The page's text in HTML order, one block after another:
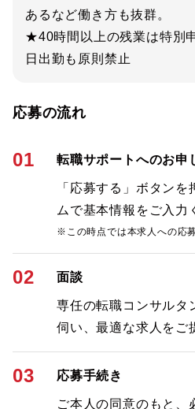
あるなど働き方も抜群。
★40時間以上の残業は特別
日出勤も原則禁止
応募の流れ
01 転職サポートへのお申
「応募する」ボタン
ムで基本情報をご入力
※この時点では本求人への応
02 面談
専任の転職コンサルタ
伺い、最適な求人をご
03 応募手続き
ご本人の同意のもと、